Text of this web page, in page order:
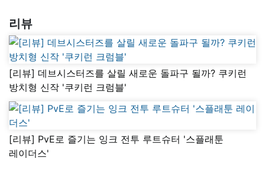
리뷰
[리뷰] 데브시스터즈를 살릴 새로운 돌파구 될까? 쿠키런
방치형 신작 '쿠키런 크럼블'
[리뷰] PvE로 즐기는 잉크 전투 루트슈터 '스플래툰
레이더스'